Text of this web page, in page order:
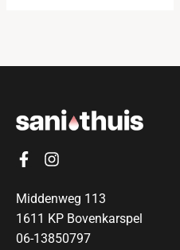
Middenweg 113
1611 KP Bovenkarspel
06-13850797